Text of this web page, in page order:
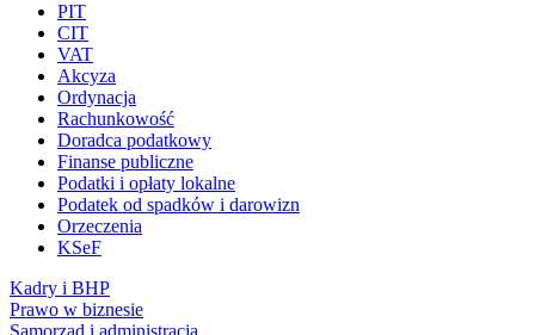
PIT
CIT
VAT
Akcyza
Ordynacja
Rachunkowość
Doradca podatkowy
Finanse publiczne
Podatki i opłaty lokalne
Podatek od spadków i darowizn
Orzeczenia
KSeF
Kadry i BHP
Prawo w biznesie